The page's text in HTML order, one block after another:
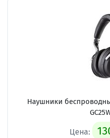
Наушники
Цена: